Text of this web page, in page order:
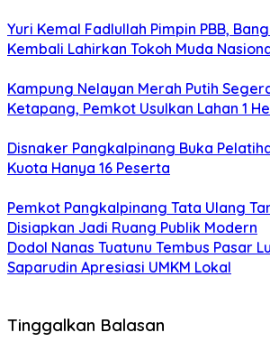
Yuri Kemal Fadlullah Pimpin PBB,
Kembali Lahirkan Tokoh Muda
Kampung Nelayan Merah Putih
Ketapang, Pemkot Usulkan Lahan 1
Disnaker Pangkalpinang Buka
Kuota Hanya 16 Peserta
Pemkot Pangkalpinang Tata Ulang
Disiapkan Jadi Ruang Publik Modern
Dodol Nanas Tuatunu Tembus Pasar
Saparudin Apresiasi UMKM Lokal
Tinggalkan Balasan